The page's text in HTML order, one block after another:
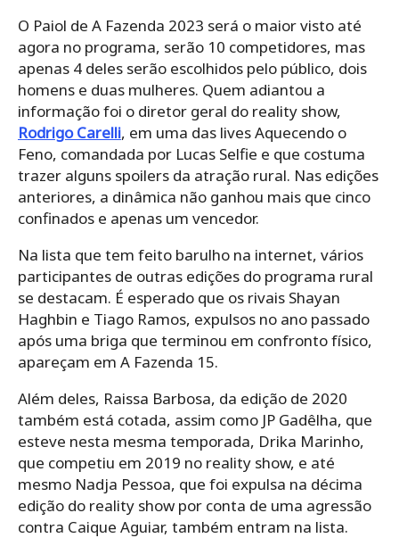
O Paiol de A Fazenda 2023 será o maior visto até
agora no programa, serão 10 competidores, mas
apenas 4 deles serão escolhidos pelo público, dois
homens e duas mulheres. Quem adiantou a
informação foi o diretor geral do reality show,
Rodrigo Carelli, em uma das lives Aquecendo o
Feno, comandada por Lucas Selfie e que costuma
trazer alguns spoilers da atração rural. Nas edições
anteriores, a dinâmica não ganhou mais que cinco
confinados e apenas um vencedor.
Na lista que tem feito barulho na internet, vários
participantes de outras edições do programa rural
se destacam. É esperado que os rivais Shayan
Haghbin e Tiago Ramos, expulsos no ano passado
após uma briga que terminou em confronto físico,
apareçam em A Fazenda 15.
Além deles, Raissa Barbosa, da edição de 2020
também está cotada, assim como JP Gadêlha, que
esteve nesta mesma temporada, Drika Marinho,
que competiu em 2019 no reality show, e até
mesmo Nadja Pessoa, que foi expulsa na décima
edição do reality show por conta de uma agressão
contra Caique Aguiar, também entram na lista.